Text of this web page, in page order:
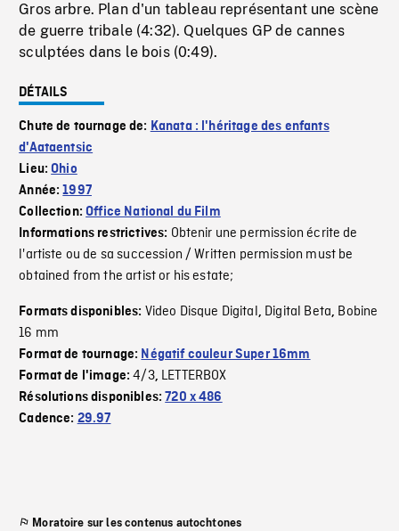
Gros arbre. Plan d'un tableau représentant une scène
de guerre tribale (4:32). Quelques GP de cannes
sculptées dans le bois (0:49).
DÉTAILS
Chute de tournage de: Kanata : l'héritage des enfants
d'Aataentsic
Lieu:Ohio
Année:1997
Collection:Office National du Film
Informations restrictives: Obtenir une permission écrite de
l'artiste ou de sa succession / Written permission must be
obtained from the artist or his estate;
Formats disponibles: Video Disque Digital, Digital Beta, Bobine
16 mm
Format de tournage: Négatif couleur Super 16mm
Format de l'image:4/3, LETTERBOX
Résolutions disponibles:720 x 486
Cadence: 29.97
Moratoire sur les contenus autochtones